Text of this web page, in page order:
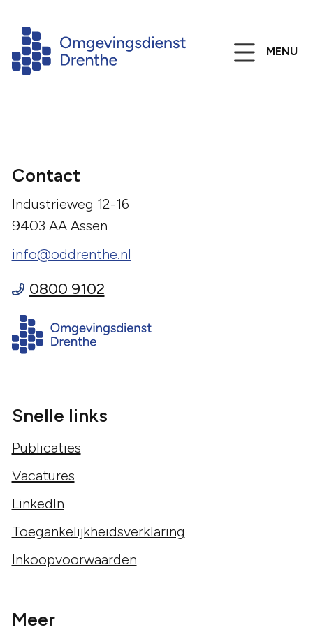
MENU
Contact
Industrieweg 12-16
9403 AA Assen
info@oddrenthe.nl
0800 9102
Snelle links
Publicaties
Vacatures
LinkedIn
Toegankelijkheidsverklaring
Inkoopvoorwaarden
Meer